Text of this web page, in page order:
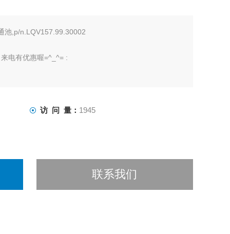
池,p/n.LQV157.99.30002
电有优惠喔=^_^= :
访 问 量： 1945
联系我们